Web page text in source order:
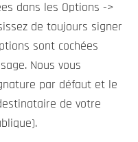
dans les Options ->
de toujours signer
sont cochées
Nous vous
par défaut et le
de votre